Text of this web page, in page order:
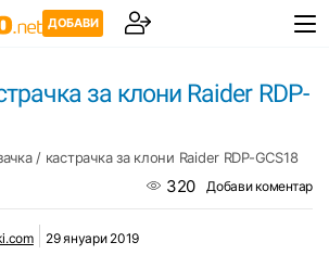
ДОБАВИ
за клони Raider RDP-
/ кастрачка за клони Raider RDP-GCS18
320 Добави коментар
29 януари 2019